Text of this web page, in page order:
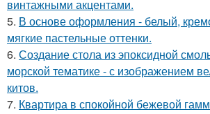
винтажными акцентами.
5. В основе оформления - белый,
мягкие пастельные оттенки.
6. Создание стола из эпоксидной
морской тематике - с изображением
китов.
7. Квартира в спокойной бежевой